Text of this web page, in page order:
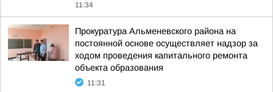
11:34
Прокуратура Альменевского района на
постоянной основе осуществляет надзор за
ходом проведения капитального ремонта
объекта образования
11:31